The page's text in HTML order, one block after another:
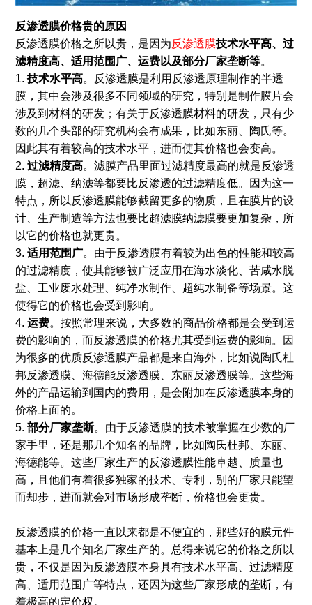
反渗透膜价格贵的原因
反渗透膜价格之所以贵，是因为反渗透膜技术水平高、过
滤精度高、适用范围广、运费以及部分厂家垄断等。
1. 技术水平高。反渗透膜是利用反渗透原理制作的半透
膜，其中会涉及很多不同领域的研究，特别是制作膜片会
涉及到材料的研发；有关于反渗透膜材料的研发，只有少
数的几个头部的研究机构会有成果，比如东丽、陶氏等。
因此其有着较高的技术水平，进而使其价格也会变高。
2. 过滤精度高。滤膜产品里面过滤精度最高的就是反渗透
膜，超滤、纳滤等都要比反渗透的过滤精度低。因为这一
特点，所以反渗透膜能够截留更多的物质，且在膜片的设
计、生产制造等方法也要比超滤膜纳滤膜要更加复杂，所
以它的价格也就更贵。
3. 适用范围广。由于反渗透膜有着较为出色的性能和较高
的过滤精度，使其能够被广泛应用在海水淡化、苦咸水脱
盐、工业废水处理、纯净水制作、超纯水制备等场景。这
使得它的价格也会受到影响。
4. 运费。按照常理来说，大多数的商品价格都是会受到运
费的影响的，而反渗透膜的价格尤其受到运费的影响。因
为很多的优质反渗透膜产品都是来自海外，比如说陶氏杜
邦反渗透膜、海德能反渗透膜、东丽反渗透膜等。这些海
外的产品运输到国内的费用，是会附加在反渗透膜本身的
价格上面的。
5. 部分厂家垄断。由于反渗透膜的技术被掌握在少数的厂
家手里，还是那几个知名的品牌，比如陶氏杜邦、东丽、
海德能等。这些厂家生产的反渗透膜性能卓越、质量也
高，且他们有着很多独家的技术、专利，别的厂家只能望
而却步，进而就会对市场形成垄断，价格也会更贵。
反渗透膜的价格一直以来都是不便宜的，那些好的膜元件
基本上是几个知名厂家生产的。总得来说它的价格之所以
贵，不仅是因为反渗透膜本身具有技术水平高、过滤精度
高、适用范围广等特点，还因为这些厂家形成的垄断，有
着极高的定价权。